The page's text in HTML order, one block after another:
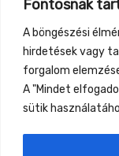
Fontosnak
A böngészési
hirdetések vagy
forgalom
A "Mindet
sütik
megosztjuk
Most olyan
szavak és
kapcsolódást